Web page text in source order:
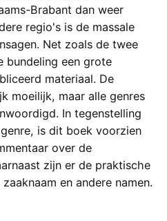
Brabant dan weer
regio's is de massale
Net zoals de twee
bundeling een grote
materiaal. De
moeilijk, maar alle genres
In tegenstelling
is dit boek voorzien
over de
zijn er de praktische
en andere namen.